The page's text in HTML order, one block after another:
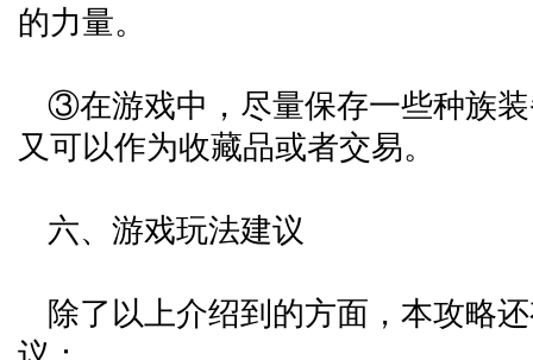
的力量。
③在游戏中，尽量保存一些种族
又可以作为收藏品或者交易。
六、游戏玩法建议
除了以上介绍到的方面，本攻略